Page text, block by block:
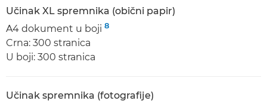
Učinak XL spremnika (obični papir)
A4 dokument u boji 8
Crna: 300 stranica
U boji: 300 stranica
Učinak spremnika (fotografije)